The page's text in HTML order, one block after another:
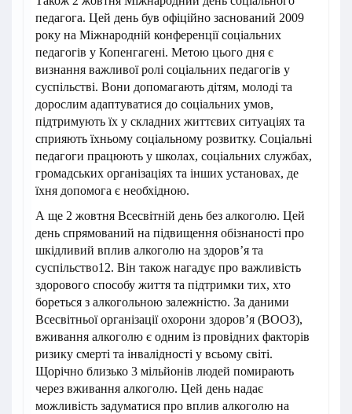
педагога. Цей день був офіційно заснований 2009
року на Міжнародній конференції соціальних
педагогів у Копенгагені. Метою цього дня є
визнання важливої ролі соціальних педагогів у
суспільстві. Вони допомагають дітям, молоді та
дорослим адаптуватися до соціальних умов,
підтримують їх у складних життєвих ситуаціях та
сприяють їхньому соціальному розвитку. Соціальні
педагоги працюють у школах, соціальних службах,
громадських організаціях та інших установах, де
їхня допомога є необхідною.
А ще 2 жовтня Всесвітній день без алкоголю. Цей
день спрямований на підвищення обізнаності про
шкідливий вплив алкоголю на здоров’я та
суспільство12. Він також нагадує про важливість
здорового способу життя та підтримки тих, хто
бореться з алкогольною залежністю. За даними
Всесвітньої організації охорони здоров’я (ВООЗ),
вживання алкоголю є одним із провідних факторів
ризику смерті та інвалідності у всьому світі.
Щорічно близько 3 мільйонів людей помирають
через вживання алкоголю. Цей день надає
можливість задуматися про вплив алкоголю на